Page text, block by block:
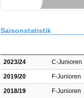
Saisonstatistik
2023/24 C-Junioren
2019/20 F-Junioren
2018/19 F-Junioren